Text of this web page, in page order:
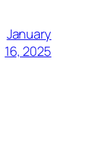
January
16, 2025